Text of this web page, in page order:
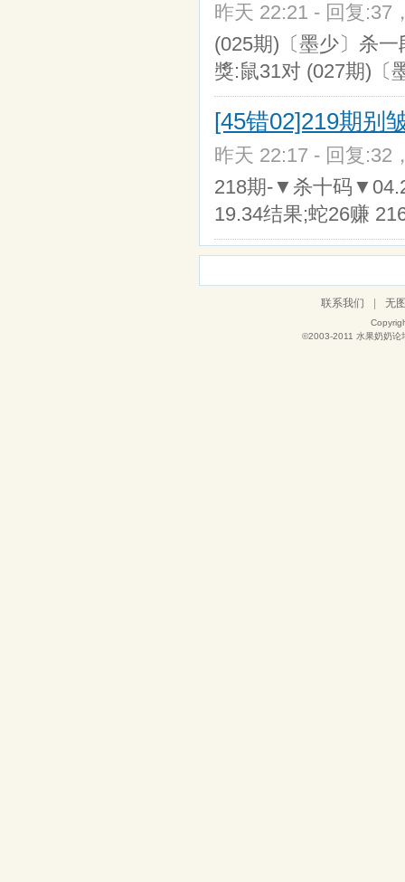
昨天 22:21 - 回复:37
(025期)〔墨少〕杀
獎:鼠31对 (027期)〔
[45错02]219期别
昨天 22:17 - 回复:32
218期-▼杀十码
19.34结果;蛇26赚
联系我们 无
©2003-2011 水果奶奶论